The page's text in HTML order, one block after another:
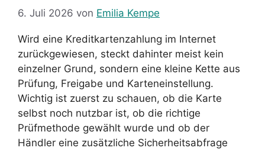
6. Juli 2026 von Emilia Kempe
Wird eine Kreditkartenzahlung im Internet
zurückgewiesen, steckt dahinter meist kein
einzelner Grund, sondern eine kleine Kette aus
Prüfung, Freigabe und Karteneinstellung.
Wichtig ist zuerst zu schauen, ob die Karte
selbst noch nutzbar ist, ob die richtige
Prüfmethode gewählt wurde und ob der
Händler eine zusätzliche Sicherheitsabfrage